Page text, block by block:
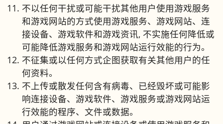
不以任何干扰或可能干扰其他用户使用游戏服务
和游戏网站的方式使用游戏服务、游戏网站、连
接设备、游戏软件和游戏资讯, 不实施任何降低或
可能降低游戏服务和游戏网站运行效能的行为。
不征集或以任何方式企图获取有关其他用户的任
何资料。
不上传或散发任何含有病毒、已经毁坏或可能影
响连接设备、游戏软件、游戏服务或游戏网站运
行效能的程序、文件或数据。